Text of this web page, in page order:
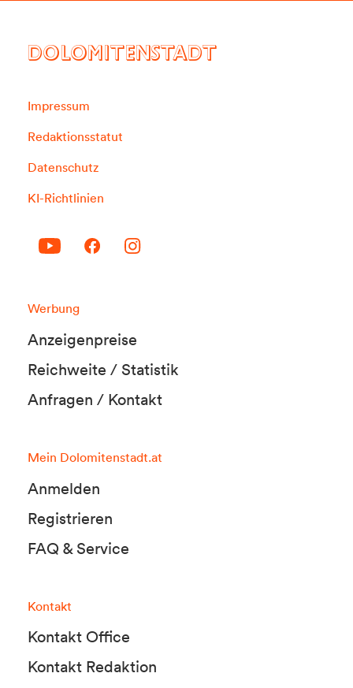
DOLOMITENSTADT
Impressum
Redaktionsstatut
Datenschutz
KI-Richtlinien
Werbung
Anzeigenpreise
Reichweite / Statistik
Anfragen / Kontakt
Mein Dolomitenstadt.at
Anmelden
Registrieren
FAQ & Service
Kontakt
Kontakt Office
Kontakt Redaktion